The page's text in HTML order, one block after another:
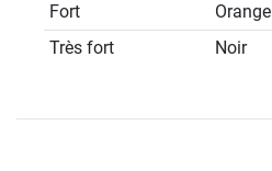
Fort
Orange
Très fort
Noir